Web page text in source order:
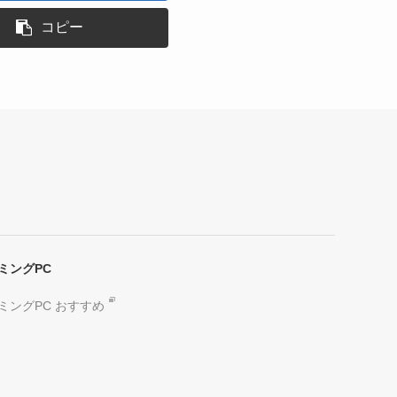
コピー
ングPC
ングPC おすすめ